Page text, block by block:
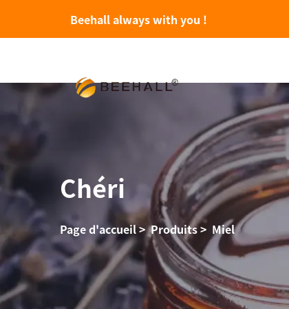
Beehall always with you !
Chéri
Page d'accueil>Produits> Miel